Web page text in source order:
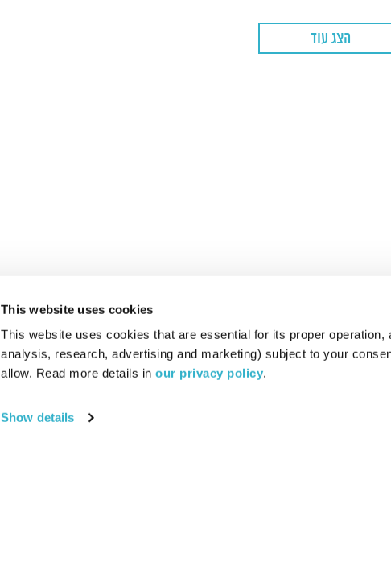
This website uses cookies
This website uses cookies that are essential for its proper
analysis, research, advertising and marketing) subject to your
allow. Read more details in our privacy policy.
Show details
הצג עוד